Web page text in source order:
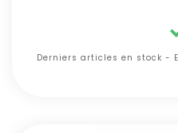
Derniers articles en stock -